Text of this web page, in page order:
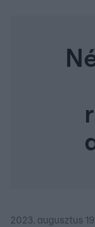
2023. augusztus